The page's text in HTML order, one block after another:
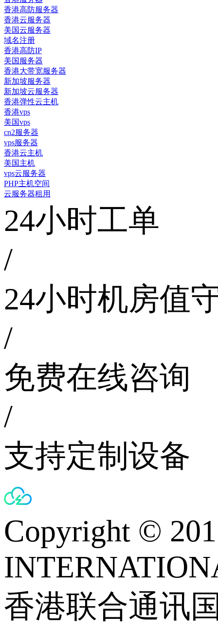
香港高防服务器
香港云服务器
美国云服务器
域名注册
香港高防IP
美国服务器
香港大带宽服务器
新加坡服务器
新加坡云服务器
香港弹性云主机
香港vps
美国vps
cn2服务器
vps服务器
香港云主机
美国主机
vps云服务器
PHP主机空间
云服务器租用
24小时工单
/
24小时机房值
/
免费在线咨询
/
支持定制设备
Copyright ©
香港联合通讯